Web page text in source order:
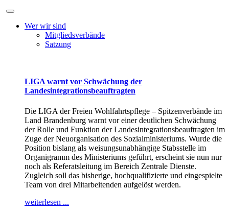
Wer wir sind
Mitgliedsverbände
Satzung
LIGA warnt vor Schwächung der
Landesintegrationsbeauftragten
Die LIGA der Freien Wohlfahrtspflege – Spitzenverbände im
Land Brandenburg warnt vor einer deutlichen Schwächung
der Rolle und Funktion der Landesintegrationsbeauftragten im
Zuge der Neuorganisation des Sozialministeriums. Wurde die
Position bislang als weisungsunabhängige Stabsstelle im
Organigramm des Ministeriums geführt, erscheint sie nun nur
noch als Referatsleitung im Bereich Zentrale Dienste.
Zugleich soll das bisherige, hochqualifizierte und eingespielte
Team von drei Mitarbeitenden aufgelöst werden.
weiterlesen ...